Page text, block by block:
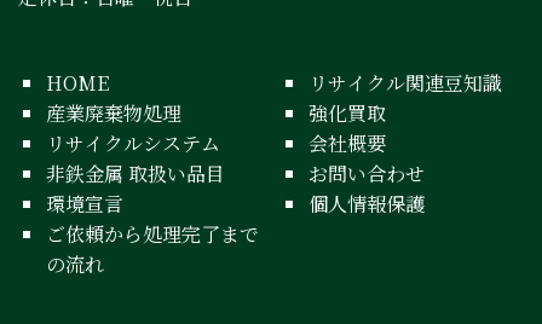
HOME
産業廃棄物処理
リサイクルシステム
非鉄金属 取扱い品目
環境宣言
ご依頼から処理完了まで
の流れ
リサイクル関連豆知識
強化買取
会社概要
お問い合わせ
個人情報保護